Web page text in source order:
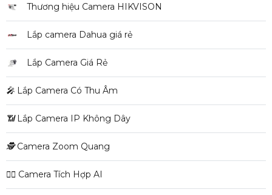
Thương hiệu Camera HIKVISON
Lắp camera Dahua giá rẻ
Lắp Camera Giá Rẻ
️🎤️ Lắp Camera Có Thu Âm
📶 Lắp Camera IP Không Dây
🕵️Camera Zoom Quang
🧛‍♀️ Camera Tích Hợp AI